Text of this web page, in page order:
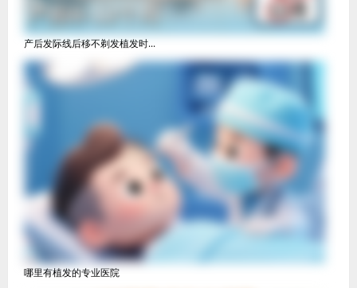
产后发际线后移不剃发植发时...
哪里有植发的专业医院